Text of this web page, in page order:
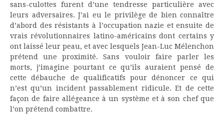
sans-culottes furent d’une tendresse particulière avec
leurs adversaires. J’ai eu le privilège de bien connaître
d’abord des résistants à l’occupation nazie et ensuite de
vrais révolutionnaires latino-américains dont certains y
ont laissé leur peau, et avec lesquels Jean-Luc Mélenchon
prétend une proximité. Sans vouloir faire parler les
morts, j’imagine pourtant ce qu’ils auraient pensé de
cette débauche de qualificatifs pour dénoncer ce qui
n’est qu’un incident passablement ridicule. Et de cette
façon de faire allégeance à un système et à son chef que
l’on prétend combattre.